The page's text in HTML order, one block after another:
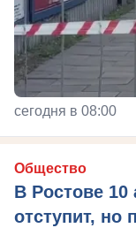
сегодня в 08:00
Общество
В Ростове 10
отступит, но